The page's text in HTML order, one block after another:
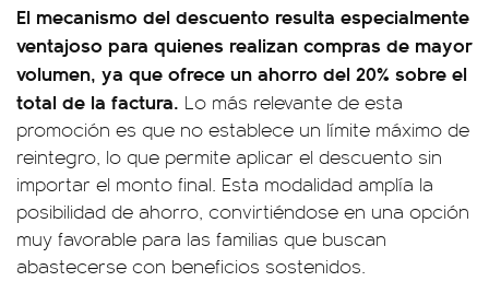
El mecanismo del descuento resulta especialmente
ventajoso para quienes realizan compras de mayor
volumen, ya que ofrece un ahorro del 20% sobre el
total de la factura. Lo más relevante de esta
promoción es que no establece un límite máximo de
reintegro, lo que permite aplicar el descuento sin
importar el monto final. Esta modalidad amplía la
posibilidad de ahorro, convirtiéndose en una opción
muy favorable para las familias que buscan
abastecerse con beneficios sostenidos.